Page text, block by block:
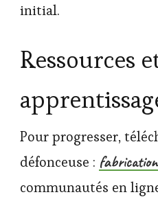
initial.
Ressources
Pour progresser,
défonceuse : fabrication
communautés en